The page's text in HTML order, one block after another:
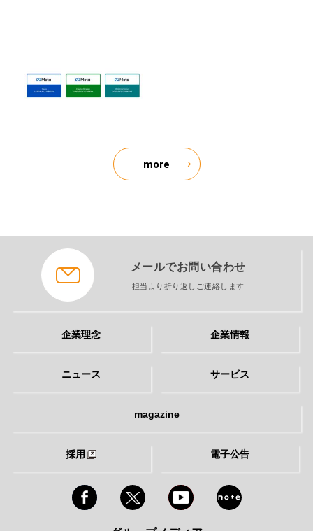
more
メールでお問い合わせ
担当より折り返しご連絡します
企業理念 企業情報
ニュース サービス
magazine
採用 電子公告